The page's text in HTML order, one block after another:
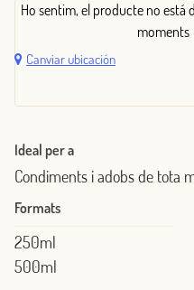
Ho sentim, el producte no está
moments
Canviar ubicación
Ideal per a
Condiments i adobs de tota
Formats
250ml
500ml